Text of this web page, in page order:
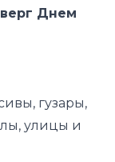
Днем
гузары,
улицы и